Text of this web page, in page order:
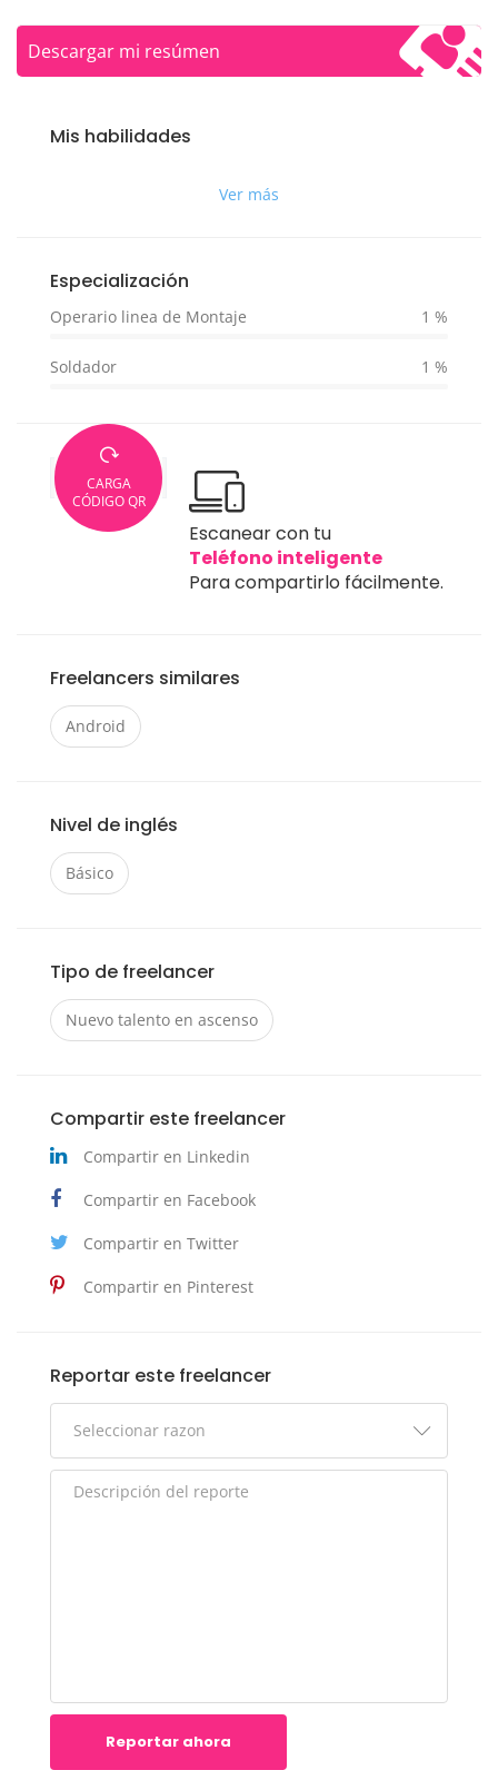
Descargar mi resúmen
Mis habilidades
Ver más
Especialización
Operario linea de Montaje 1 %
Soldador 1 %
CARGA
CÓDIGO QR
Escanear con tu
Teléfono inteligente
Para compartirlo fácilmente.
Freelancers similares
Android
Nivel de inglés
Básico
Tipo de freelancer
Nuevo talento en ascenso
Compartir este freelancer
Compartir en Linkedin
Compartir en Facebook
Compartir en Twitter
Compartir en Pinterest
Reportar este freelancer
Reportar ahora